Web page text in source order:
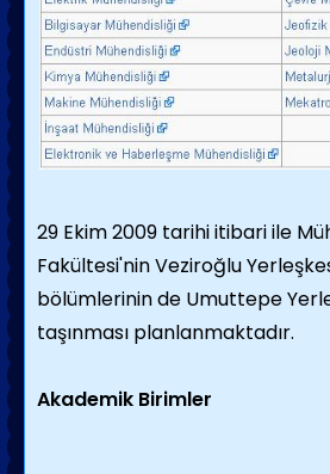
29 Ekim 2009 tarihi itibari ile
Fakültesi'nin Veziroğlu
bölümlerinin de Umuttepe
taşınması planlanmaktadır.
Akademik Birimler